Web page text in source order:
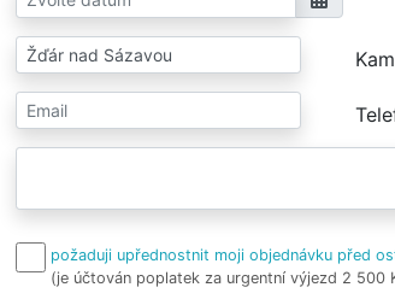
Kam
požaduji upřednostnit moji objednávku před
(je účtován poplatek za urgentní výjezd 2 500